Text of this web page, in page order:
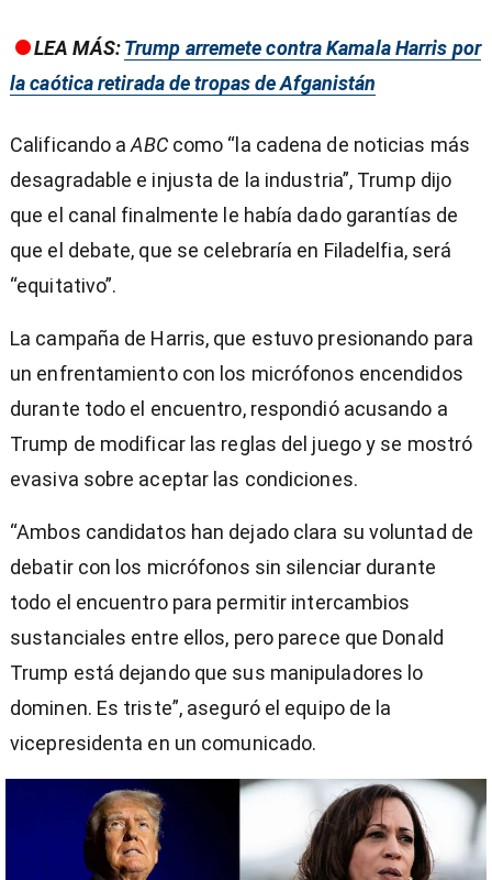
LEA MÁS:Trump arremete contra Kamala Harris por
la caótica retirada de tropas de Afganistán
Calificando aABCcomo “la cadena de noticias más
desagradable e injusta de la industria”, Trump dijo
que el canal finalmente le había dado garantías de
que el debate, que se celebraría en Filadelfia, será
“equitativo”.
La campaña de Harris, que estuvo presionando para
un enfrentamiento con los micrófonos encendidos
durante todo el encuentro, respondió acusando a
Trump de modificar las reglas del juego y se mostró
evasiva sobre aceptar las condiciones.
“Ambos candidatos han dejado clara su voluntad de
debatir con los micrófonos sin silenciar durante
todo el encuentro para permitir intercambios
sustanciales entre ellos, pero parece que Donald
Trump está dejando que sus manipuladores lo
dominen. Es triste”, aseguró el equipo de la
vicepresidenta en un comunicado.